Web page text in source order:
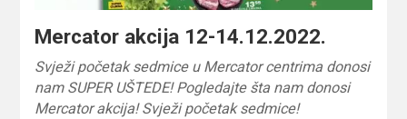
Mercator akcija 12-14.12.2022.
Svježi početak sedmice u Mercator centrima donosi
nam SUPER UŠTEDE! Pogledajte šta nam donosi
Mercator akcija! Svježi početak sedmice!